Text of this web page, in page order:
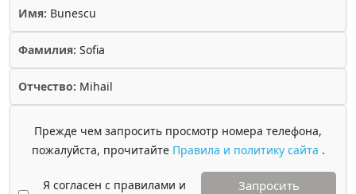
Имя: Bunescu
Фамилия: Sofia
Отчество: Mihail
Прежде чем запросить просмотр номера телефона,
пожалуйста, прочитайте Правила и политику сайта .
Я согласен с правилами и
Запросить